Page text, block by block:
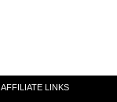
AFFILIATE LINKS